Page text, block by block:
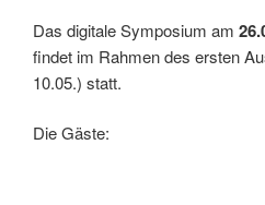
Das digitale Symposium am
findet im Rahmen des ersten
10.05.) statt.
Die Gäste: